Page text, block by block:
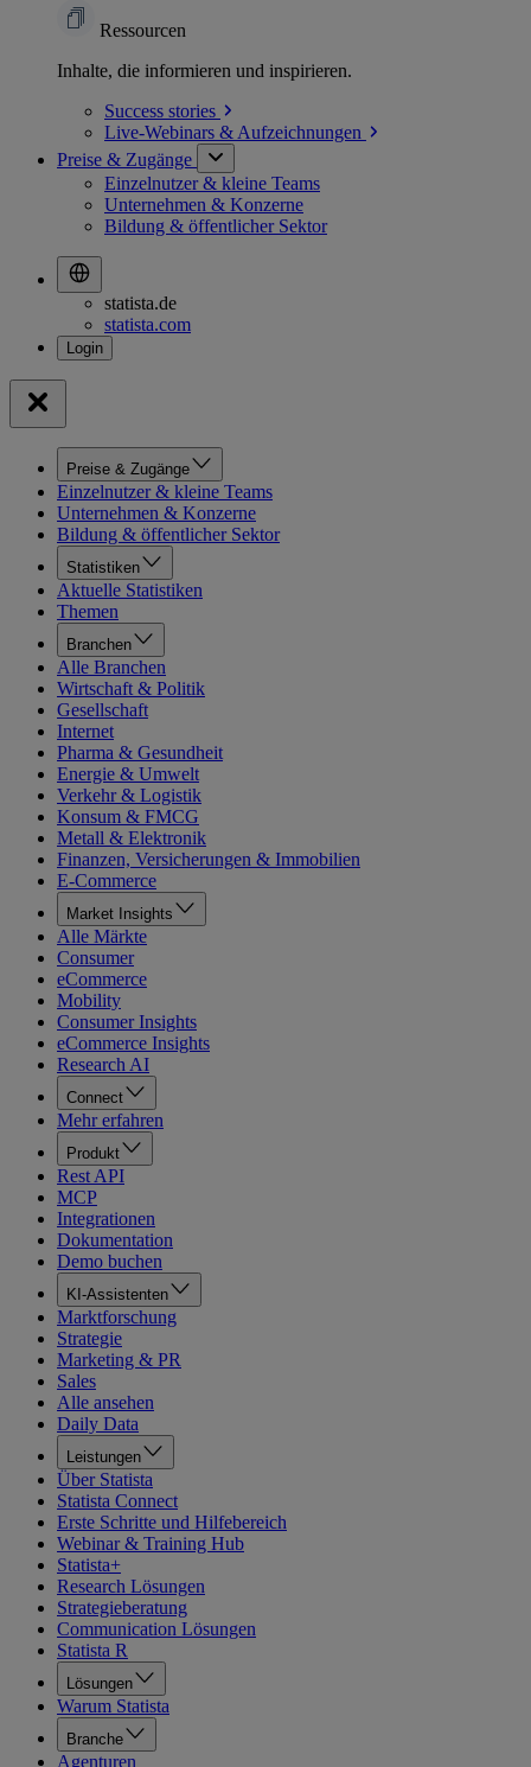
Ressourcen
Inhalte, die informieren und inspirieren.
Success stories
Live-Webinars & Aufzeichnungen
Preise & Zugänge
Einzelnutzer & kleine Teams
Unternehmen & Konzerne
Bildung & öffentlicher Sektor
statista.de
statista.com
Preise & Zugänge
Einzelnutzer & kleine Teams
Unternehmen & Konzerne
Bildung & öffentlicher Sektor
Statistiken
Aktuelle Statistiken
Themen
Branchen
Alle Branchen
Wirtschaft & Politik
Gesellschaft
Internet
Pharma & Gesundheit
Energie & Umwelt
Verkehr & Logistik
Konsum & FMCG
Metall & Elektronik
Finanzen, Versicherungen & Immobilien
E-Commerce
Market Insights
Alle Märkte
Consumer
eCommerce
Mobility
Consumer Insights
eCommerce Insights
Research AI
Connect
Mehr erfahren
Produkt
Rest API
MCP
Integrationen
Dokumentation
Demo buchen
KI-Assistenten
Marktforschung
Strategie
Marketing & PR
Sales
Alle ansehen
Daily Data
Leistungen
Über Statista
Statista Connect
Erste Schritte und Hilfebereich
Webinar & Training Hub
Statista+
Research Lösungen
Strategieberatung
Communication Lösungen
Statista R
Lösungen
Warum Statista
Branche
Agenturen